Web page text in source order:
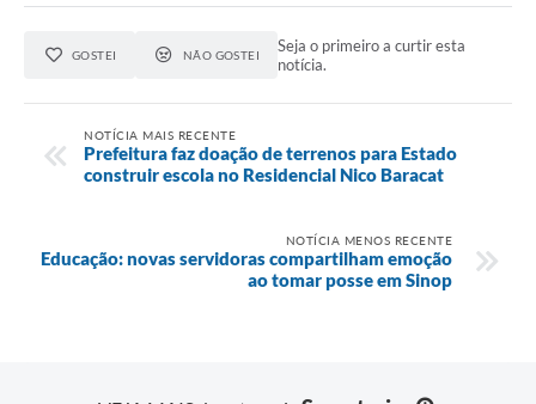
GOSTEI NÃO GOSTEI
Seja o primeiro a curtir esta
notícia.
NOTÍCIA MAIS RECENTE
Prefeitura faz doação de terrenos para Estado
construir escola no Residencial Nico Baracat
NOTÍCIA MENOS RECENTE
Educação: novas servidoras compartilham emoção
ao tomar posse em Sinop